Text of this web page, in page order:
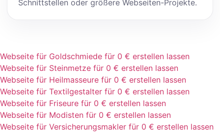
Schnittstellen oder größere Webseiten-Projekte.
Webseite für Goldschmiede für 0 € erstellen lassen
Webseite für Steinmetze für 0 € erstellen lassen
Webseite für Heilmasseure für 0 € erstellen lassen
Webseite für Textilgestalter für 0 € erstellen lassen
Webseite für Friseure für 0 € erstellen lassen
Webseite für Modisten für 0 € erstellen lassen
Webseite für Versicherungsmakler für 0 € erstellen lassen